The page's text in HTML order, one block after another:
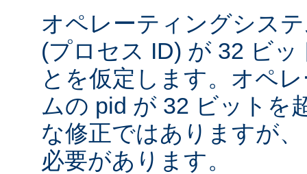
オペレーティングシス
(プロセス ID) が 32 ビ
とを仮定します。オペ
ムの pid が 32 ビットを
な修正ではありますが
必要があります。